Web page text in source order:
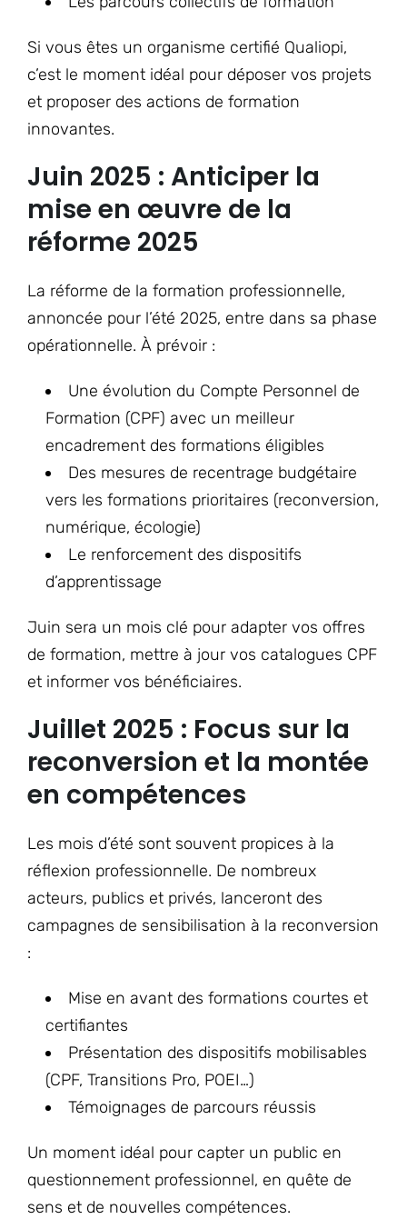
Si vous êtes un organisme certifié Qualiopi,
c’est le moment idéal pour déposer vos projets
et proposer des actions de formation
innovantes.
Juin 2025 : Anticiper la
mise en œuvre de la
réforme 2025
La réforme de la formation professionnelle,
annoncée pour l’été 2025, entre dans sa phase
opérationnelle. À prévoir :
Une évolution du Compte Personnel de
Formation (CPF) avec un meilleur
encadrement des formations éligibles
Des mesures de recentrage budgétaire
vers les formations prioritaires (reconversion,
numérique, écologie)
Le renforcement des dispositifs
d’apprentissage
Juin sera un mois clé pour adapter vos offres
de formation, mettre à jour vos catalogues CPF
et informer vos bénéficiaires.
Juillet 2025 : Focus sur la
reconversion et la montée
en compétences
Les mois d’été sont souvent propices à la
réflexion professionnelle. De nombreux
acteurs, publics et privés, lanceront des
campagnes de sensibilisation à la reconversion
:
Mise en avant des formations courtes et
certifiantes
Présentation des dispositifs mobilisables
(CPF, Transitions Pro, POEI…)
Témoignages de parcours réussis
Un moment idéal pour capter un public en
questionnement professionnel, en quête de
sens et de nouvelles compétences.